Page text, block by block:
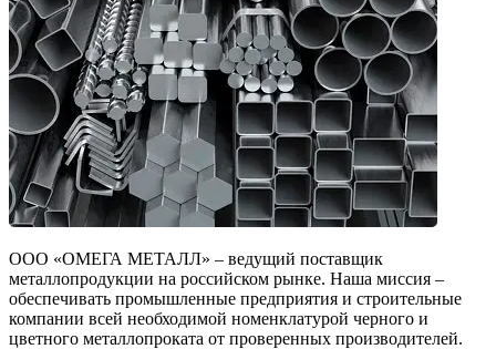
ООО «ОМЕГА МЕТАЛЛ» – ведущий поставщик
металлопродукции на российском рынке. Наша миссия –
обеспечивать промышленные предприятия и строительные
компании всей необходимой номенклатурой черного и
цветного металлопроката от проверенных производителей.